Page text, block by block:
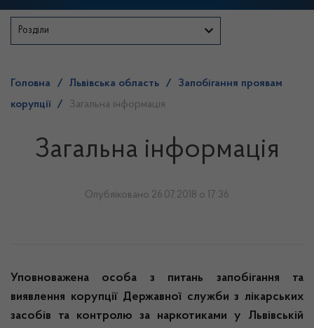
Розділи
Головна / Львівська область /
Запобігання проявам
корупції
/ Загальна інформація
Загальна інформація
Опубліковано 26.07.2018 о 17:36
Уповноважена особа з питань запобігання та
виявлення корупції Державної служби з лікарських
засобів та контролю за наркотиками у Львівській